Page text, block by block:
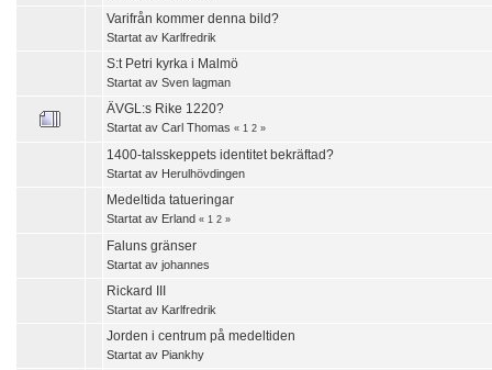
Varifrån kommer denna bild?
Startat av Karlfredrik
S:t Petri kyrka i Malmö
Startat av Sven lagman
ÄVGL:s Rike 1220?
Startat av Carl Thomas « 1 2 »
1400-talsskeppets identitet bekräftad?
Startat av Herulhövdingen
Medeltida tatueringar
Startat av Erland « 1 2 »
Faluns gränser
Startat av johannes
Rickard III
Startat av Karlfredrik
Jorden i centrum på medeltiden
Startat av Piankhy